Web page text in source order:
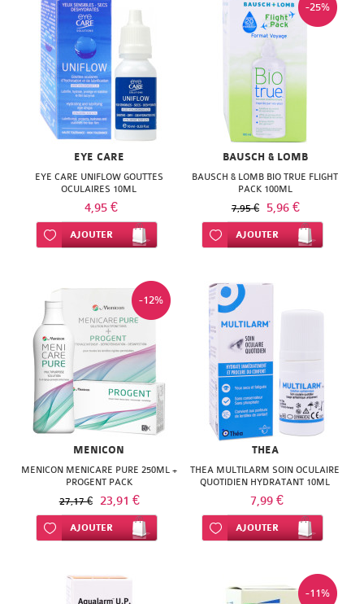
EYE CARE
EYE CARE UNIFLOW GOUTTES
OCULAIRES 10ML
4,95 €
Ajouter à ma liste d’envie
AJOUTER
-25%
BAUSCH & LOMB
BAUSCH & LOMB BIO TRUE FLIGHT
PACK 100ML
7,95 € 5,96 €
Ajouter à ma liste d’envie
AJOUTER
-12%
MENICON
MENICON MENICARE PURE 250ML +
PROGENT PACK
27,17 € 23,91 €
Ajouter à ma liste d’envie
AJOUTER
THEA
THEA MULTILARM SOIN OCULAIRE
QUOTIDIEN HYDRATANT 10ML
7,99 €
Ajouter à ma liste d’envie
AJOUTER
-11%